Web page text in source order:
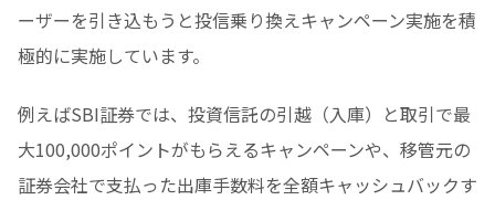
ーザーを引き込もうと投信乗り換えキャンペーン実施を積
極的に実施しています。
例えばSBI証券では、投資信託の引越（入庫）と取引で最
大100,000ポイントがもらえるキャンペーンや、移管元の
証券会社で支払った出庫手数料を全額キャッシュバックす